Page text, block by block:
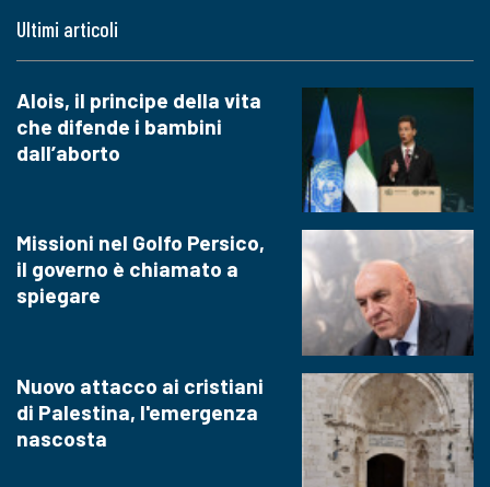
Ultimi articoli
Alois, il principe della vita
che difende i bambini
dall’aborto
Missioni nel Golfo Persico,
il governo è chiamato a
spiegare
Nuovo attacco ai cristiani
di Palestina, l'emergenza
nascosta